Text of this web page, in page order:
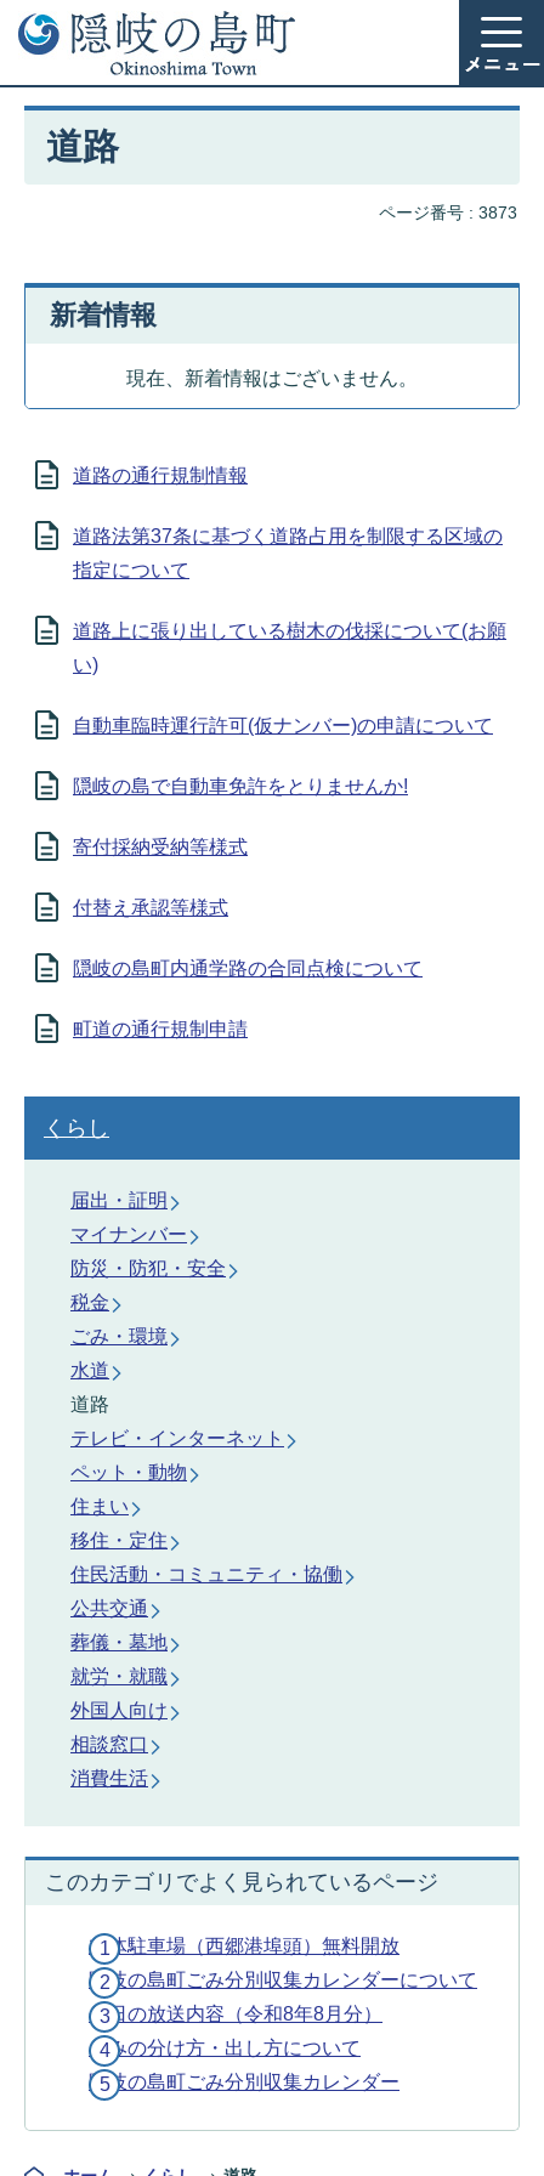
道路
ページ番号 : 3873
新着情報
現在、新着情報はございません。
道路の通行規制情報
道路法第37条に基づく道路占用を制限する区域の
指定について
道路上に張り出している樹木の伐採について(お願
い)
自動車臨時運行許可(仮ナンバー)の申請について
隠岐の島で自動車免許をとりませんか!
寄付採納受納等様式
付替え承認等様式
隠岐の島町内通学路の合同点検について
町道の通行規制申請
くらし
届出・証明
マイナンバー
防災・防犯・安全
税金
ごみ・環境
水道
道路
テレビ・インターネット
ペット・動物
住まい
移住・定住
住民活動・コミュニティ・協働
公共交通
葬儀・墓地
就労・就職
外国人向け
相談窓口
消費生活
このカテゴリでよく見られているページ
立体駐車場（西郷港埠頭）無料開放
隠岐の島町ごみ分別収集カレンダーについて
今日の放送内容（令和8年8月分）
ごみの分け方・出し方について
隠岐の島町ごみ分別収集カレンダー